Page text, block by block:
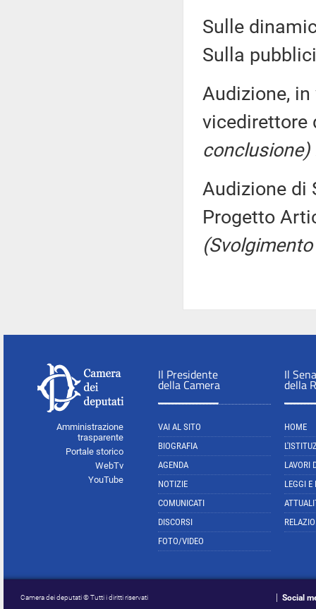
Sulle
Sulla
Audizione, in
conclusione)
Audizione di
Progetto
Amministrazione
trasparente
Portale storico
WebTv
YouTube
Il Presidente
della Camera
VAI AL SITO
BIOGRAFIA
AGENDA
NOTIZIE
COMUNICATI
DISCORSI
FOTO/VIDEO
Il
della
HOME
LAVORI
LEGGI E
Camera dei deputati © Tutti i diritti riservati Social